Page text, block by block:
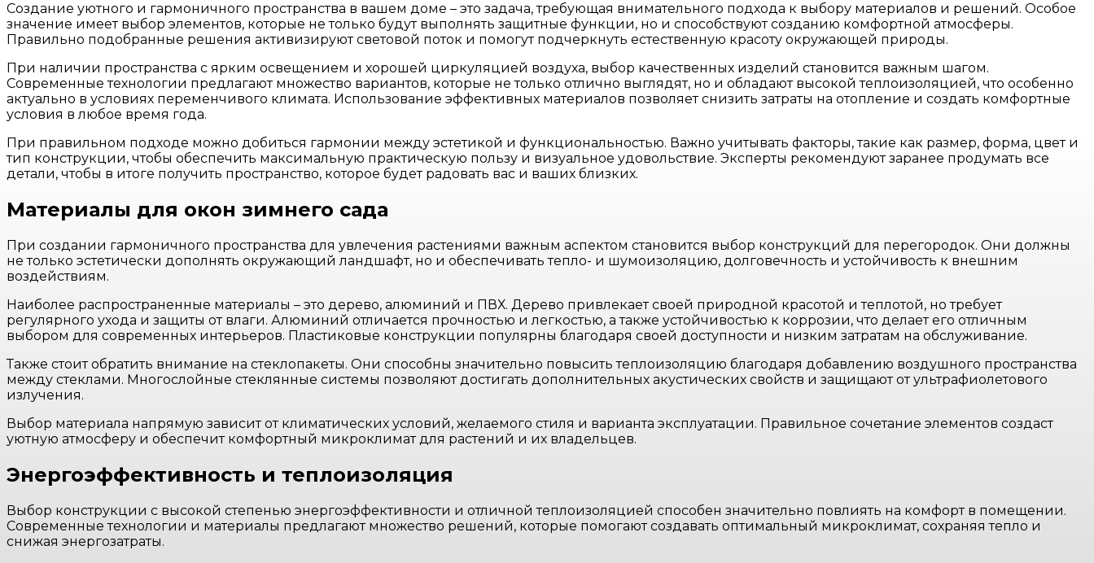
Создание уютного и гармоничного пространства в вашем доме – это задача, требующая внимательного подхода к выбору материалов и решений. Особое
значение имеет выбор элементов, которые не только будут выполнять защитные функции, но и способствуют созданию комфортной атмосферы.
Правильно подобранные решения активизируют световой поток и помогут подчеркнуть естественную красоту окружающей природы.
При наличии пространства с ярким освещением и хорошей циркуляцией воздуха, выбор качественных изделий становится важным шагом.
Современные технологии предлагают множество вариантов, которые не только отлично выглядят, но и обладают высокой теплоизоляцией, что особенно
актуально в условиях переменчивого климата. Использование эффективных материалов позволяет снизить затраты на отопление и создать комфортные
условия в любое время года.
При правильном подходе можно добиться гармонии между эстетикой и функциональностью. Важно учитывать факторы, такие как размер, форма, цвет и
тип конструкции, чтобы обеспечить максимальную практическую пользу и визуальное удовольствие. Эксперты рекомендуют заранее продумать все
детали, чтобы в итоге получить пространство, которое будет радовать вас и ваших близких.
Материалы для окон зимнего сада
При создании гармоничного пространства для увлечения растениями важным аспектом становится выбор конструкций для перегородок. Они должны
не только эстетически дополнять окружающий ландшафт, но и обеспечивать тепло- и шумоизоляцию, долговечность и устойчивость к внешним
воздействиям.
Наиболее распространенные материалы – это дерево, алюминий и ПВХ. Дерево привлекает своей природной красотой и теплотой, но требует
регулярного ухода и защиты от влаги. Алюминий отличается прочностью и легкостью, а также устойчивостью к коррозии, что делает его отличным
выбором для современных интерьеров. Пластиковые конструкции популярны благодаря своей доступности и низким затратам на обслуживание.
Также стоит обратить внимание на стеклопакеты. Они способны значительно повысить теплоизоляцию благодаря добавлению воздушного пространства
между стеклами. Многослойные стеклянные системы позволяют достигать дополнительных акустических свойств и защищают от ультрафиолетового
излучения.
Выбор материала напрямую зависит от климатических условий, желаемого стиля и варианта эксплуатации. Правильное сочетание элементов создаст
уютную атмосферу и обеспечит комфортный микроклимат для растений и их владельцев.
Энергоэффективность и теплоизоляция
Выбор конструкции с высокой степенью энергоэффективности и отличной теплоизоляцией способен значительно повлиять на комфорт в помещении.
Современные технологии и материалы предлагают множество решений, которые помогают создавать оптимальный микроклимат, сохраняя тепло и
снижая энергозатраты.